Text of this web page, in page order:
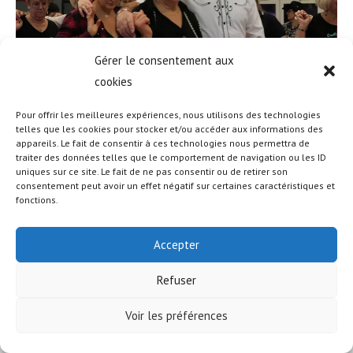
Gérer le consentement aux
cookies
Pour offrir les meilleures expériences, nous utilisons des technologies
telles que les cookies pour stocker et/ou accéder aux informations des
appareils. Le fait de consentir à ces technologies nous permettra de
traiter des données telles que le comportement de navigation ou les ID
uniques sur ce site. Le fait de ne pas consentir ou de retirer son
consentement peut avoir un effet négatif sur certaines caractéristiques et
fonctions.
Accepter
Refuser
Voir les préférences
© COPYRIGHT - OCEANWP THEME BY NICK